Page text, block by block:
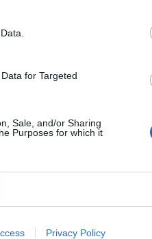
for Targeted
Sale, and/or Sharing
Purposes for which it
Privacy Policy
που φέρνει